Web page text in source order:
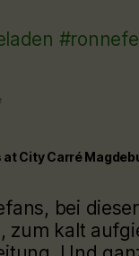
at City Carré
bei
zum kalt